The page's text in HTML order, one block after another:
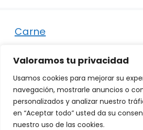
Valoramos tu privacidad
Usamos cookies para mejorar su
navegación, mostrarle anuncios o
personalizados y analizar nuestro
en “Aceptar todo” usted da su
nuestro uso de las cookies.
Carne
Otro
Pescado
Recetas